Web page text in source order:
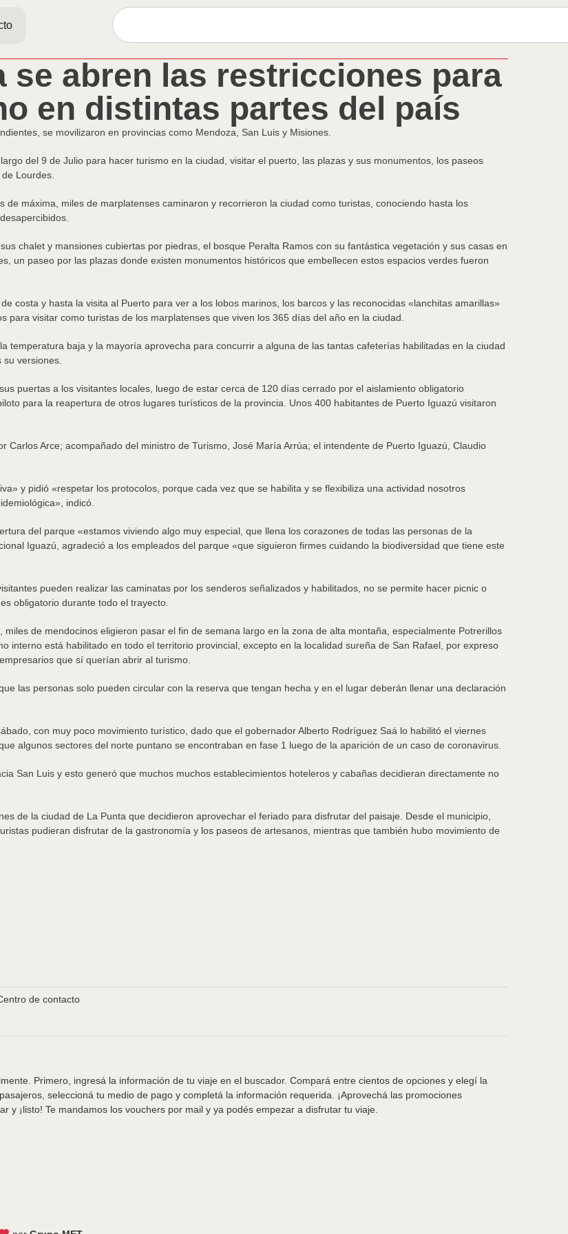
se abren las restricciones para
en distintas partes del país
se movilizaron en provincias como Mendoza, San Luis y Misiones.
del 9 de Julio para hacer turismo en la ciudad, visitar el puerto, las plazas y sus monumentos, los paseos
Lourdes.
máxima, miles de marplatenses caminaron y recorrieron la ciudad como turistas, conociendo hasta los
chalet y mansiones cubiertas por piedras, el bosque Peralta Ramos con su fantástica vegetación y sus casas en
un paseo por las plazas donde existen monumentos históricos que embellecen estos espacios verdes fueron
costa y hasta la visita al Puerto para ver a los lobos marinos, los barcos y las reconocidas «lanchitas amarillas»
visitar como turistas de los marplatenses que viven los 365 días del año en la ciudad.
temperatura baja y la mayoría aprovecha para concurrir a alguna de las tantas cafeterías habilitadas en la ciudad
versiones.
puertas a los visitantes locales, luego de estar cerca de 120 días cerrado por el aislamiento obligatorio
para la reapertura de otros lugares turísticos de la provincia. Unos 400 habitantes de Puerto Iguazú visitaron
Arce; acompañado del ministro de Turismo, José María Arrúa; el intendente de Puerto Iguazú, Claudio
y pidió «respetar los protocolos, porque cada vez que se habilita y se flexibiliza una actividad nosotros
indicó.
del parque «estamos viviendo algo muy especial, que llena los corazones de todas las personas de la
Iguazú, agradeció a los empleados del parque «que siguieron firmes cuidando la biodiversidad que tiene este
pueden realizar las caminatas por los senderos señalizados y habilitados, no se permite hacer picnic o
obligatorio durante todo el trayecto.
de mendocinos eligieron pasar el fin de semana largo en la zona de alta montaña, especialmente Potrerillos
interno está habilitado en todo el territorio provincial, excepto en la localidad sureña de San Rafael, por expreso
que sí querían abrir al turismo.
las personas solo pueden circular con la reserva que tengan hecha y en el lugar deberán llenar una declaración
con muy poco movimiento turístico, dado que el gobernador Alberto Rodríguez Saá lo habilitó el viernes
algunos sectores del norte puntano se encontraban en fase 1 luego de la aparición de un caso de coronavirus.
San Luis y esto generó que muchos muchos establecimientos hoteleros y cabañas decidieran directamente no
de la ciudad de La Punta que decidieron aprovechar el feriado para disfrutar del paisaje. Desde el municipio,
pudieran disfrutar de la gastronomía y los paseos de artesanos, mientras que también hubo movimiento de
de contacto
Primero, ingresá la información de tu viaje en el buscador. Compará entre cientos de opciones y elegí la
seleccioná tu medio de pago y completá la información requerida. ¡Aprovechá las promociones
y ¡listo! Te mandamos los vouchers por mail y ya podés empezar a disfrutar tu viaje.